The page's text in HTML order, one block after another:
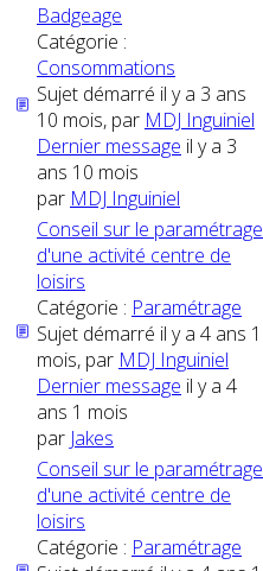
Badgeage
Catégorie :
Consommations
Sujet démarré il y a 3 ans
10 mois, par MDJ Inguiniel
Dernier message il y a 3
ans 10 mois
par MDJ Inguiniel
Conseil sur le paramétrage
d'une activité centre de
loisirs
Catégorie : Paramétrage
Sujet démarré il y a 4 ans 1
mois, par MDJ Inguiniel
Dernier message il y a 4
ans 1 mois
par Jakes
Conseil sur le paramétrage
d'une activité centre de
loisirs
Catégorie : Paramétrage